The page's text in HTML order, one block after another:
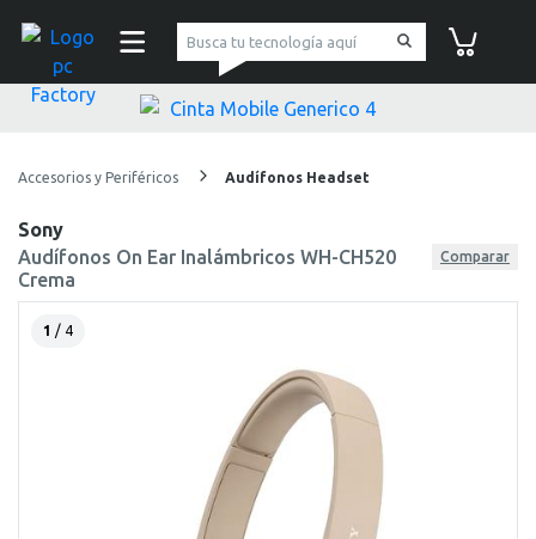
pc Factory
Accesorios y Periféricos Audífonos Headset
Sony
Audífonos On Ear Inalámbricos WH-CH520
Crema
Comparar
1 / 4